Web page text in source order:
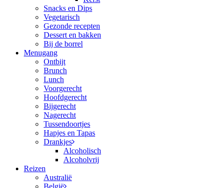
Snacks en Dips
Vegetarisch
Gezonde recepten
Dessert en bakken
Bij de borrel
Menugang
Ontbijt
Brunch
Lunch
Voorgerecht
Hoofdgerecht
Bijgerecht
Nagerecht
Tussendoortjes
Hapjes en Tapas
Drankjes
Alcoholisch
Alcoholvrij
Reizen
Australië
België